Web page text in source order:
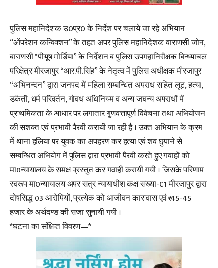
पुलिस महानिदेशक उ0प्र0 के निर्देश पर चलाये जा रहे अभियान
“ऑपरेशन कन्विक्शन” के तहत अपर पुलिस महानिदेशक वाराणसी जोन,
वाराणसी “पीयूष मोर्डिया” के निर्देशन व पुलिस उपमहानिरीक्षक विन्ध्याचल
परिक्षेत्र मीरजापुर “आर.पी.सिंह” के नेतृत्व में पुलिस अधीक्षक मीरजापुर
“अभिनन्दन” द्वारा जनपद में महिला सम्बन्धित अपराध सहित लूट, हत्या,
डकैती, धर्म परिवर्तन, गोवध अधिनियम व अन्य जघन्य अपराधों में
प्राथमिकता के आधार पर लगातार गुणवत्तापूर्ण विवेचना तथा अभियोजन
की सशक्त एवं प्रभावी पैरवी करायी जा रही है । उक्त अभियान के क्रम
में थाना हलिया पर युवक का अपहरण कर हत्या एवं शव छुपाने से
सम्बन्धित अभियोग में पुलिस द्वारा प्रभावी पैरवी करते हुए गवाहों को
मा0न्यायालय के समक्ष प्रस्तुत कर गवाही करायी गयी । जिसके परिणाम
स्वरूप मा0न्यायालय अपर सत्र न्यायाधीश कक्ष संख्या-01 मीरजापुर द्वारा
दोषसिद्ध 03 आरोपियों, प्रत्येक को आजीवन कारावास एवं ₹ 45-45
हजार के अर्थदण्ड की सजा सुनायी गयी ।
*घटना का संक्षिप्त विवरण—*